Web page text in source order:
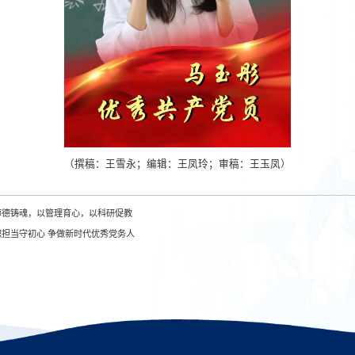
（撰稿：王雪永；编辑：王凤玲；审稿：王玉凤）
铸魂，以管理育心，以科研促教
当守初心 争做新时代优秀党务人